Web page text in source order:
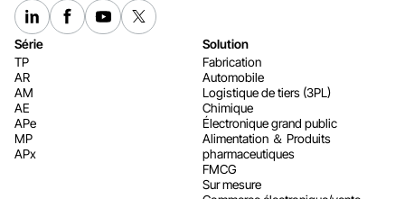
Série
TP
AR
AM
AE
APe
MP
APx
Solution
Fabrication
Automobile
Logistique de tiers (3PL)
Chimique
Électronique grand public
Alimentation ＆ Produits
pharmaceutiques
FMCG
Sur mesure